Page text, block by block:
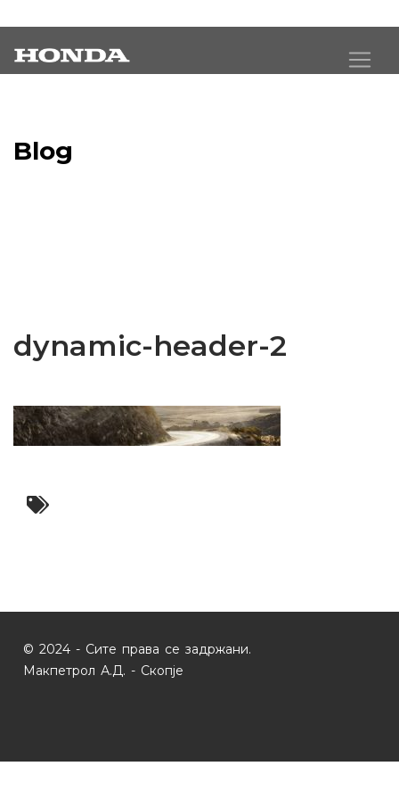
Blog
dynamic-header-2
© 2024 - Сите права се задржани.
Макпетрол А.Д. - Скопје